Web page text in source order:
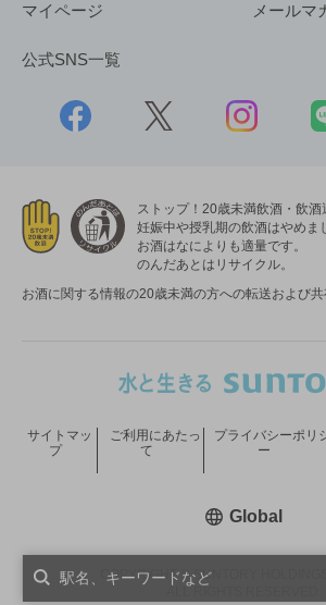
マイページ メールマ
公式SNS一覧
ストップ！20歳未満飲酒・飲酒
妊娠中や授乳期の飲酒はやめま
お酒はなによりも適量です。
のんだあとはリサイクル。
お酒に関する情報の20歳未満の方への転送および共
COPYRIGHT © SUNTORY
サイトマッ
プ
ご利用にあたっ
て
プライバシーポリ
ー
Global新し